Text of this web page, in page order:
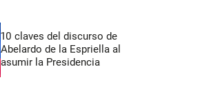
10 claves del discurso de
Abelardo de la Espriella al
asumir la Presidencia